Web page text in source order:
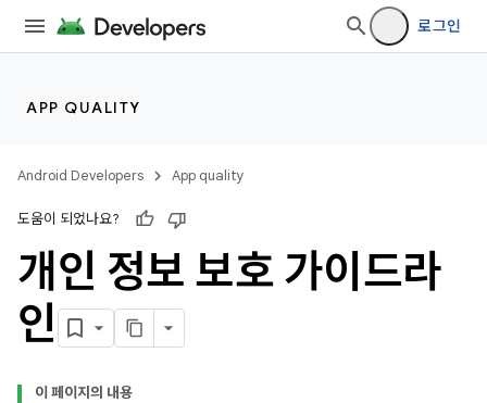
로그인
APP QUALITY
Android Developers App quality
도움이 되었나요?
개인 정보 보호 가이드라
인
이 페이지의 내용